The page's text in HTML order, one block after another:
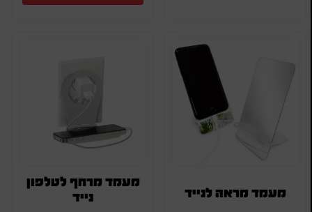
מעמד מראה לנייד
מעמד מרחף לטלפון
נייד